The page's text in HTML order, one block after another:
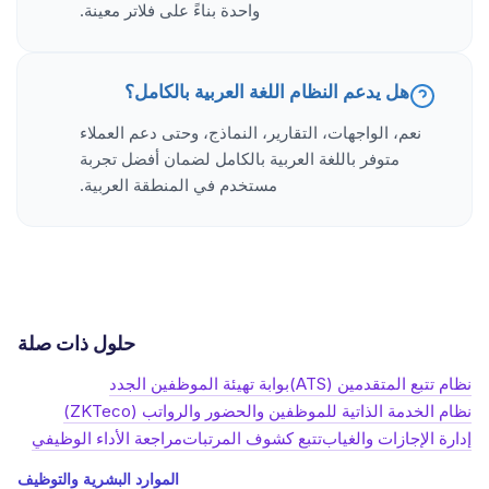
واحدة بناءً على فلاتر معينة.
هل يدعم النظام اللغة العربية بالكامل؟
نعم، الواجهات، التقارير، النماذج، وحتى دعم العملاء
متوفر باللغة العربية بالكامل لضمان أفضل تجربة
مستخدم في المنطقة العربية.
حلول ذات صلة
نظام تتبع المتقدمين (ATS)
بوابة تهيئة الموظفين الجدد
نظام الخدمة الذاتية للموظفين والحضور والرواتب (ZKTeco)
إدارة الإجازات والغيابتتبع كشوف المرتباتمراجعة الأداء الوظيفي
الموارد البشرية والتوظيف